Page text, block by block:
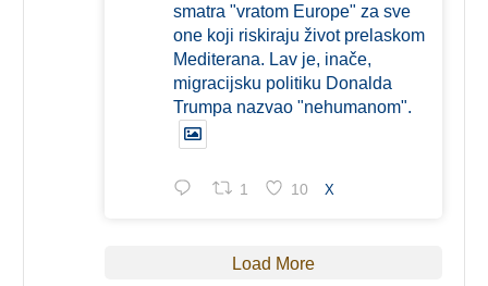
smatra "vratom Europe" za sve
one koji riskiraju život prelaskom
Mediterana. Lav je, inače,
migracijsku politiku Donalda
Trumpa nazvao "nehumanom".
1 10 X
Load More